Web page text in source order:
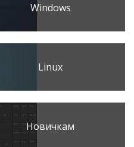
Windows
Linux
Новичкам